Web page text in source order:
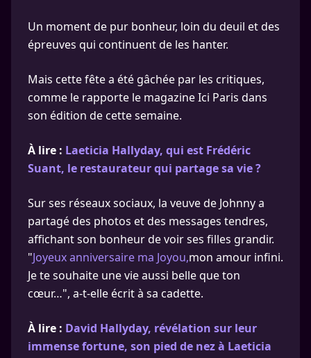
Un moment de pur bonheur, loin du deuil et des
épreuves qui continuent de les hanter.
Mais cette fête a été gâchée par les critiques,
comme le rapporte le magazine Ici Paris dans
son édition de cette semaine.
À lire : Laeticia Hallyday, qui est Frédéric
Suant, le restaurateur qui partage sa vie ?
Sur ses réseaux sociaux, la veuve de Johnny a
partagé des photos et des messages tendres,
affichant son bonheur de voir ses filles grandir.
"Joyeux anniversaire ma Joyou,mon amour infini.
Je te souhaite une vie aussi belle que ton
cœur…", a-t-elle écrit à sa cadette.
À lire : David Hallyday, révélation sur leur
immense fortune, son pied de nez à Laeticia